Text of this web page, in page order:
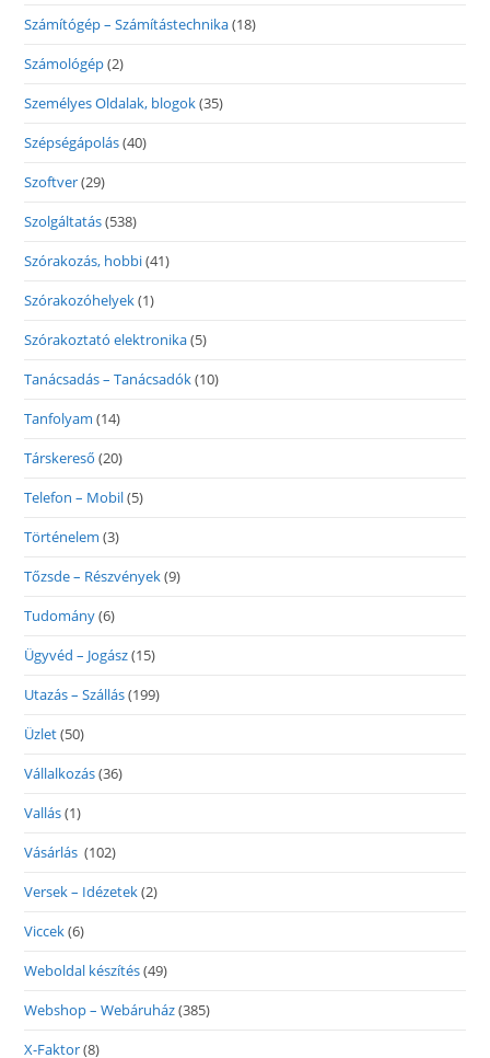
Számítógép – Számítástechnika(18)
Számológép(2)
Személyes Oldalak, blogok(35)
Szépségápolás(40)
Szoftver(29)
Szolgáltatás(538)
Szórakozás, hobbi(41)
Szórakozóhelyek(1)
Szórakoztató elektronika(5)
Tanácsadás – Tanácsadók(10)
Tanfolyam (14)
Társkereső (20)
Telefon – Mobil(5)
Történelem (3)
Tőzsde – Részvények(9)
Tudomány(6)
Ügyvéd – Jogász(15)
Utazás – Szállás(199)
Üzlet(50)
Vállalkozás(36)
Vallás(1)
Vásárlás (102)
Versek – Idézetek(2)
Viccek(6)
Weboldal készítés(49)
Webshop – Webáruház(385)
X-Faktor(8)